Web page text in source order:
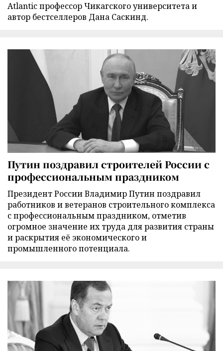
Atlantic профессор Чикагского университета и
автор бестселлеров Дана Саскинд.
Путин поздравил строителей России с
профессиональным праздником
Президент России Владимир Путин поздравил
работников и ветеранов строительного комплекса
с профессиональным праздником, отметив
огромное значение их труда для развития страны
и раскрытия её экономического и
промышленного потенциала.